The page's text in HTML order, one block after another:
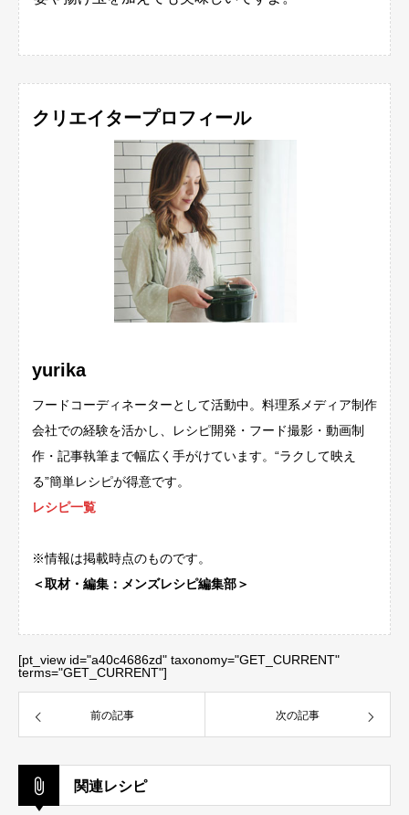
クリエイタープロフィール
yurika
フードコーディネーターとして活動中。料理系メディア制作
会社での経験を活かし、レシピ開発・フード撮影・動画制
作・記事執筆まで幅広く手がけています。“ラクして映え
る”簡単レシピが得意です。
レシピ一覧
※情報は掲載時点のものです。
＜取材・編集：メンズレシピ編集部＞
[pt_view id="a40c4686zd" taxonomy="GET_CURRENT"
terms="GET_CURRENT"]
前の記事 次の記事
関連レシピ